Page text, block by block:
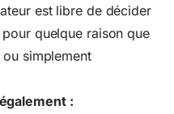
est libre de décider
quelque raison que
simplement
: